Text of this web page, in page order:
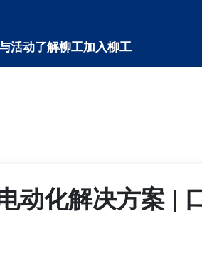
活动了解柳工加入柳工
动化解决方案 |